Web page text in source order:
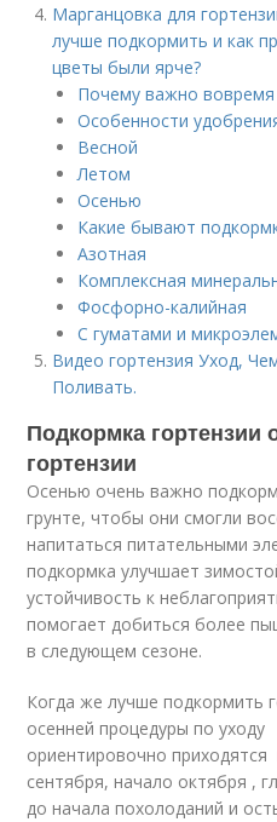
Марганцовка для
лучше подкормить и как
цветы были ярче?
Почему важно
Особенности
Весной
Летом
Осенью
Какие бывают
Азотная
Комплексная
Фосфорно-калийная
С гуматами и
Видео гортензия Уход,
Поливать.
Подкормка
гортензии
Осенью очень важно
грунте, чтобы они смогли
напитаться питательными
подкормка улучшает
устойчивость к
помогает добиться более
в следующем сезоне.
Когда же лучше подкормить
осенней процедуры по уходу
ориентировочно
сентября, начало октября ,
до начала похолоданий и